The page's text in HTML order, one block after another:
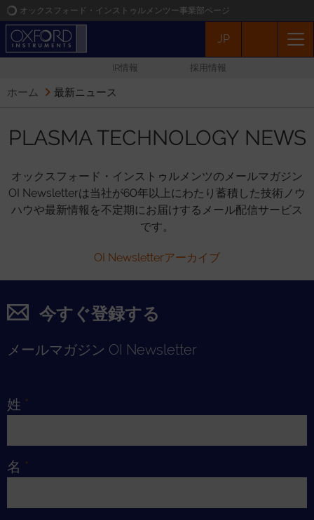
オックスフォード・インストゥルメンツー事業部ページ
オックスフォード・インストゥルメンツ
イベント
JP
IR情報 採用情報
ホーム 最新ニュース
PLASMA TECHNOLOGY NEWS
オックスフォード・インストゥルメンツのメールマガジン
OI Newsletterは当社が60年以上にわたり蓄積した技術ノウ
ハウや最新情報を不定期にお届けするメール配信サービス
です。
OI Newsletterアーカイブ
今すぐ登録する
メールマガジン OI Newsletter
姓 *
名 *